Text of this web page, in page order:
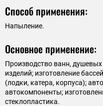
Способ применения:
Напыление.
Основное применение:
Производство ванн,
изделий; изготовление
(лодки, катера, корпуса);
автокомпоненты;
стеклопластика.